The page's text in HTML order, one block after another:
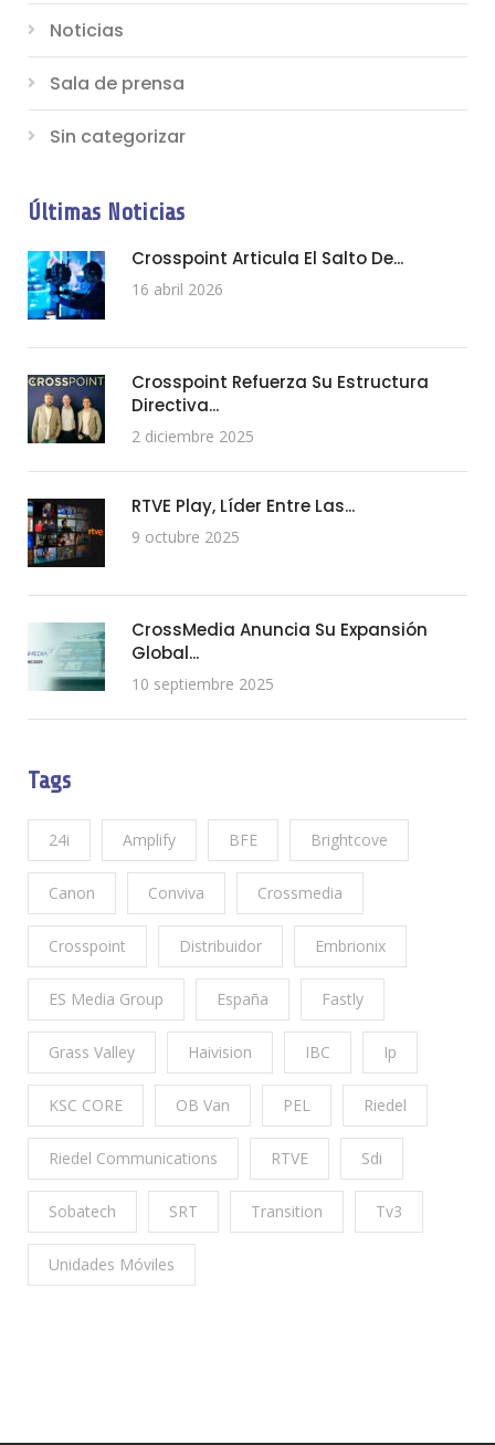
Noticias
Sala de prensa
Sin categorizar
Últimas Noticias
Crosspoint Articula El Salto De...
16 abril 2026
Crosspoint Refuerza Su Estructura
Directiva...
2 diciembre 2025
RTVE Play, Líder Entre Las...
9 octubre 2025
CrossMedia Anuncia Su Expansión
Global...
10 septiembre 2025
Tags
24i Amplify BFE Brightcove
Canon Conviva Crossmedia
Crosspoint Distribuidor Embrionix
ES Media Group España Fastly
Grass Valley Haivision IBC Ip
KSC CORE OB Van PEL Riedel
Riedel Communications RTVE Sdi
Sobatech SRT Transition Tv3
Unidades Móviles